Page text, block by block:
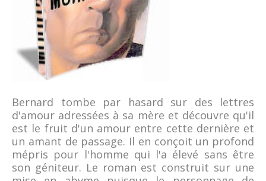
Bernard tombe par hasard sur des lettres
d'amour adressées à sa mère et découvre qu'il
est le fruit d'un amour entre cette dernière et
un amant de passage. Il en conçoit un profond
mépris pour l'homme qui l'a élevé sans être
son géniteur. Le roman est construit sur une